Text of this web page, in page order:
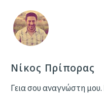
Νίκος Πρίπορας
Γεια σου αναγνώστη μου.